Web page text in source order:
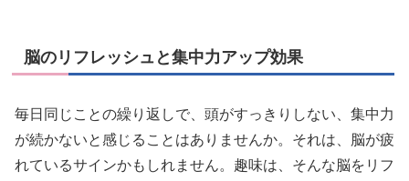
脳のリフレッシュと集中力アップ効果
毎日同じことの繰り返しで、頭がすっきりしない、集中力
が続かないと感じることはありませんか。それは、脳が疲
れているサインかもしれません。趣味は、そんな脳をリフ